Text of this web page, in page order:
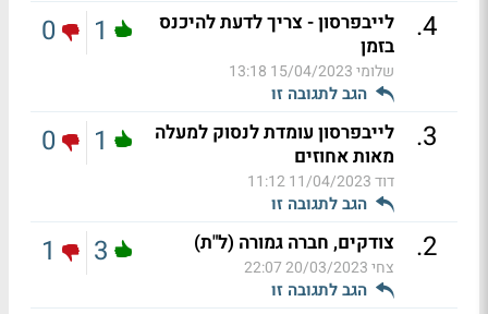
4
.
לייבפרסון - צריך לדעת להיכנס
בזמן
שלומי15/04/2023 13:18
הגב לתגובה זו
1
0
3
.
לייבפרסון עומדת לנסוק למעלה
מאות אחוזים
דוד11/04/2023 11:12
הגב לתגובה זו
1
0
2
. צודקים, חברה גמורה (ל"ת)
צחי20/03/2023 22:07
הגב לתגובה זו
3
1